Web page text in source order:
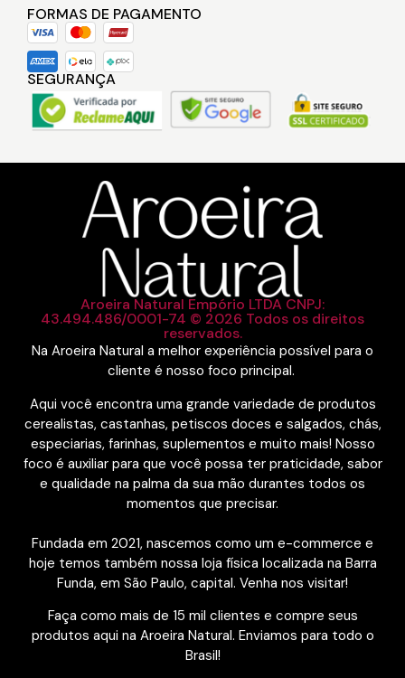
FORMAS DE PAGAMENTO
SEGURANÇA
Aroeira Natural Empório LTDA CNPJ:
43.494.486/0001-74 © 2026 Todos os direitos
reservados.
Na Aroeira Natural a melhor experiência possível para o
cliente é nosso foco principal.
Aqui você encontra uma grande variedade de produtos
cerealistas, castanhas, petiscos doces e salgados, chás,
especiarias, farinhas, suplementos e muito mais! Nosso
foco é auxiliar para que você possa ter praticidade, sabor
e qualidade na palma da sua mão durantes todos os
momentos que precisar.
Fundada em 2021, nascemos como um e-commerce e
hoje temos também nossa loja física localizada na Barra
Funda, em São Paulo, capital. Venha nos visitar!
Faça como mais de 15 mil clientes e compre seus
produtos aqui na Aroeira Natural. Enviamos para todo o
Brasil!